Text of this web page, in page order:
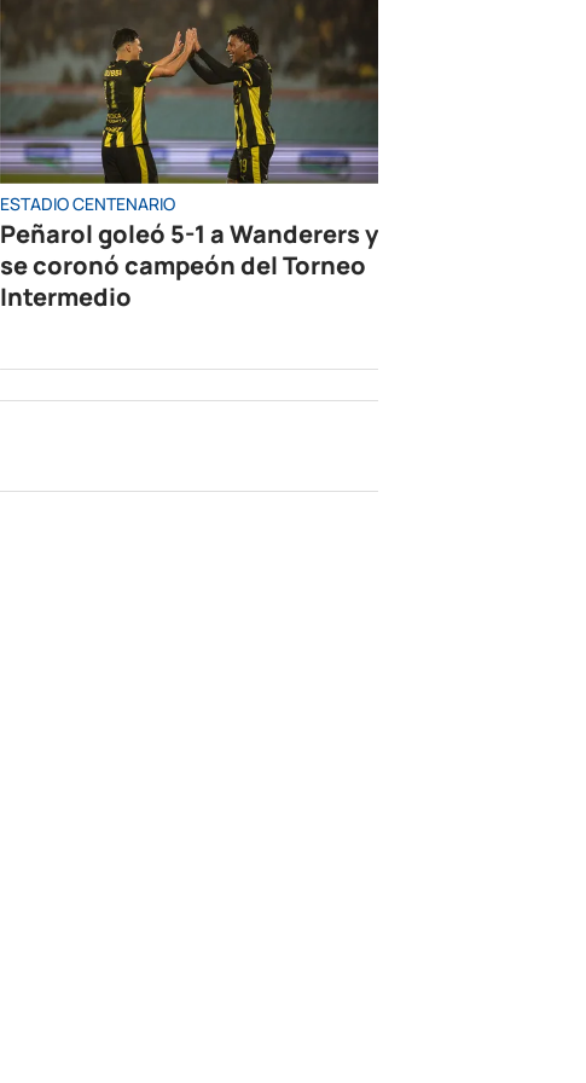
ESTADIO CENTENARIO
Peñarol goleó 5-1 a Wanderers y
se coronó campeón del Torneo
Intermedio